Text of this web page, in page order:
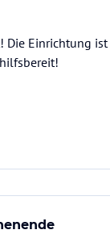
Einrichtung